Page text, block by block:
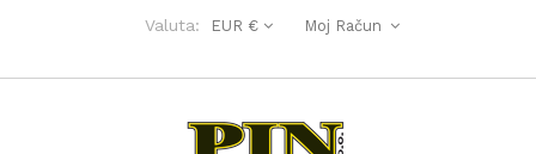
Valuta: EUR € Moj Račun